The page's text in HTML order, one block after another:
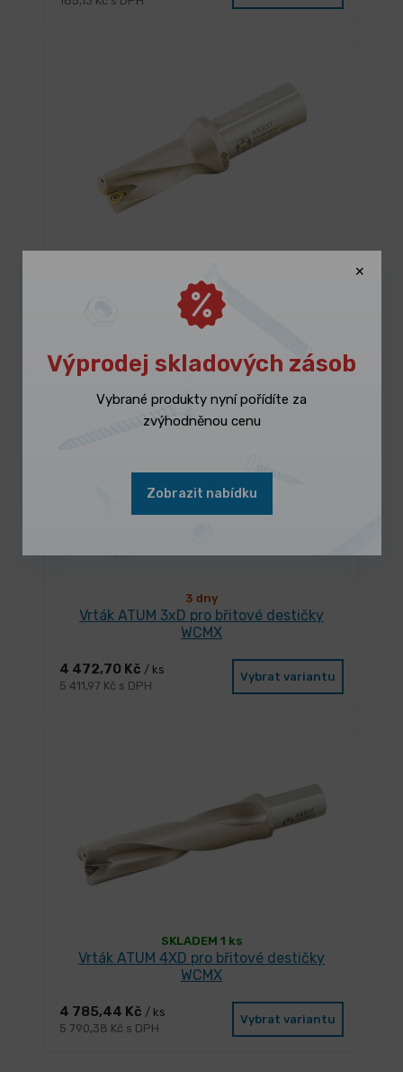
WCMX
3 dny
Vrták ATUM 3xD pro břitové destičky
WCMX
4 472,70 Kč / ks
5 411,97 Kč s DPH
Vybrat variantu
SKLADEM 1 ks
Vrták ATUM 4XD pro břitové destičky
WCMX
4 785,44 Kč / ks
5 790,38 Kč s DPH
Vybrat variantu
Výprodej skladových zásob
Vybrané produkty nyní pořídíte za
zvýhodněnou cenu
Zobrazit nabídku